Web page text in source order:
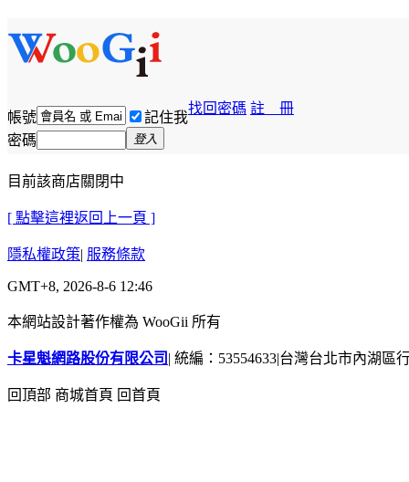
帳號 記住我
找回密碼 註 冊
密碼 登入
目前該商店關閉中
[ 點擊這裡返回上一頁 ]
隱私權政策| 服務條款
GMT+8, 2026-8-6 12:46
本網站設計著作權為 WooGii 所有
卡星魁網路股份有限公司 | 統編：53554633|台灣台北市內湖區
回頂部 商城首頁 回首頁